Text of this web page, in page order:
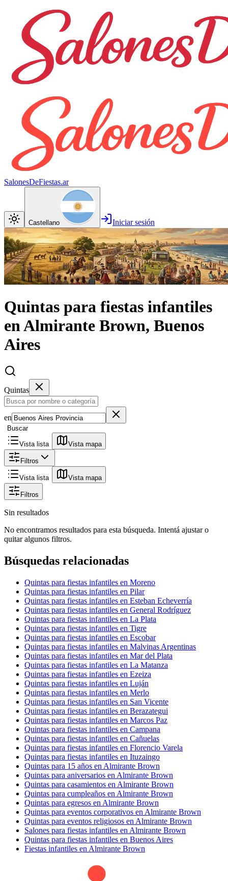
SalonesDeFiestas.ar
Castellano Iniciar sesión
Quintas para fiestas infantiles
enAlmirante Brown, Buenos
Aires
Quintas
en
Buscar
Vista lista Vista mapa
Filtros
Vista lista Vista mapa
Filtros
Sin resultados
No encontramos resultados para esta búsqueda. Intentá ajustar o
quitar algunos filtros.
Búsquedas relacionadas
Quintas para fiestas infantiles en Moreno
Quintas para fiestas infantiles en Pilar
Quintas para fiestas infantiles en Esteban Echeverría
Quintas para fiestas infantiles en General Rodríguez
Quintas para fiestas infantiles en La Plata
Quintas para fiestas infantiles en Tigre
Quintas para fiestas infantiles en Escobar
Quintas para fiestas infantiles en Malvinas Argentinas
Quintas para fiestas infantiles en Mar del Plata
Quintas para fiestas infantiles en La Matanza
Quintas para fiestas infantiles en Ezeiza
Quintas para fiestas infantiles en Luján
Quintas para fiestas infantiles en Merlo
Quintas para fiestas infantiles en San Vicente
Quintas para fiestas infantiles en Berazategui
Quintas para fiestas infantiles en Marcos Paz
Quintas para fiestas infantiles en Campana
Quintas para fiestas infantiles en Cañuelas
Quintas para fiestas infantiles en Florencio Varela
Quintas para fiestas infantiles en Ituzaingo
Quintas para 15 años en Almirante Brown
Quintas para aniversarios en Almirante Brown
Quintas para casamientos en Almirante Brown
Quintas para cumpleaños en Almirante Brown
Quintas para egresos en Almirante Brown
Quintas para eventos corporativos en Almirante Brown
Quintas para eventos religiosos en Almirante Brown
Salones para fiestas infantiles en Almirante Brown
Quintas para fiestas infantiles en Buenos Aires
Fiestas infantiles en Almirante Brown